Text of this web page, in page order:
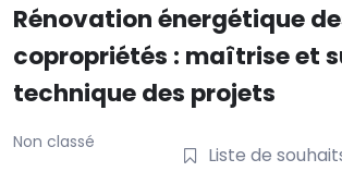
Rénovation énergétique
copropriétés : maîtrise et
technique des projets
Non classé
Liste de